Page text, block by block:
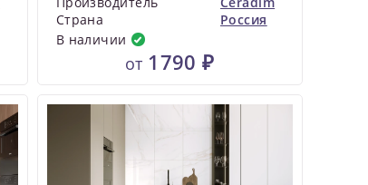
Страна
Россия
В наличии
от 1790 ₽